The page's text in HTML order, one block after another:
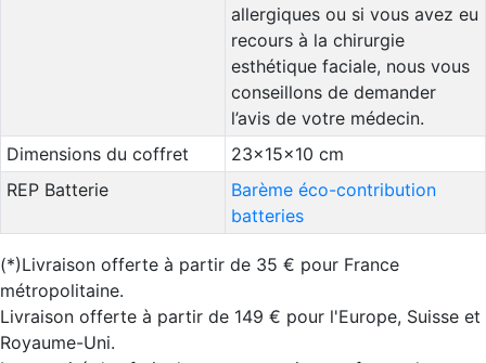
allergiques ou si vous avez eu
recours à la chirurgie
esthétique faciale, nous vous
conseillons de demander
l’avis de votre médecin.
Dimensions du coffret
23x15x10 cm
REP Batterie
Barème éco-contribution
batteries
(*)Livraison offerte à partir de 35 € pour France
métropolitaine.
Livraison offerte à partir de 149 € pour l'Europe, Suisse et
Royaume-Uni.